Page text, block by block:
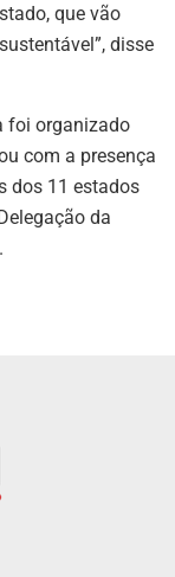
que vão
disse
foi organizado
com a presença
dos 11 estados
da